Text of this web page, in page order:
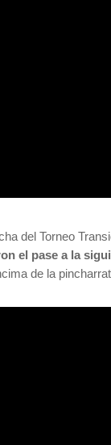
del Torneo
el pase a la
de la